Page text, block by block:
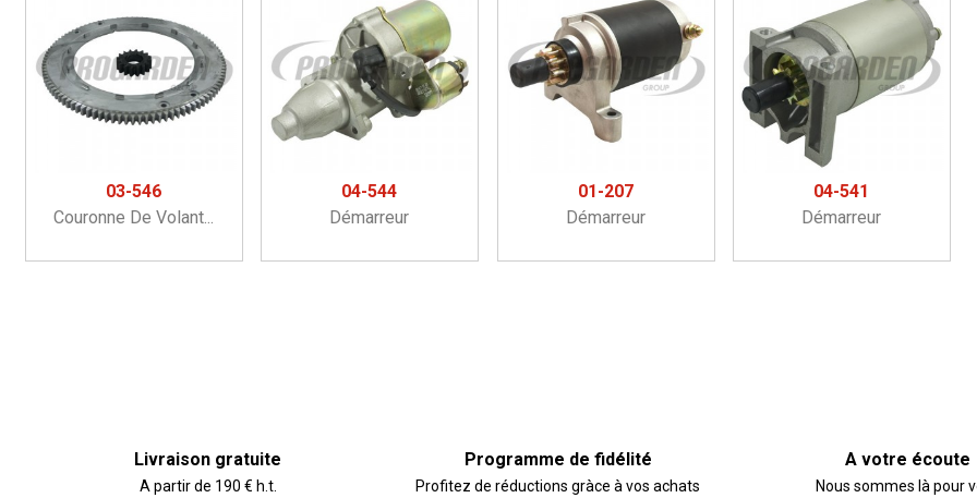
03-546
Couronne De Volant...
04-544
Démarreur
01-207
Démarreur
04-541
Démarreur
Livraison gratuite
A partir de 190 € h.t.
Programme de fidélité
Profitez de réductions gràce à vos achats
A votre écoute
Nous sommes là pour